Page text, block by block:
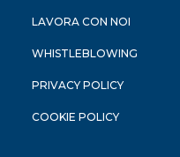
LAVORA CON NOI
WHISTLEBLOWING
PRIVACY POLICY
COOKIE POLICY